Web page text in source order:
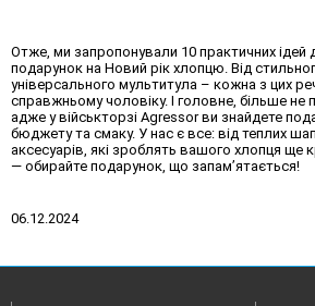
Отже, ми запропонували 10 практичних ідей
подарунок на Новий рік хлопцю. Від
універсального мультитула – кожна з цих
справжньому чоловіку. І головне, більше не
адже у військторзі Agressor ви знайдете
бюджету та смаку. У нас є все: від теплих
аксесуарів, які зроблять вашого хлопця ще
— обирайте подарунок, що запам’ятається!
06.12.2024